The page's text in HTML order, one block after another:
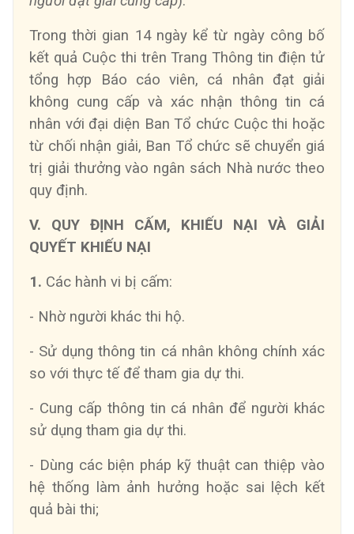
Trong thời gian 14 ngày kể từ ngày công bố
kết quả Cuộc thi trên Trang Thông tin điện tử
tổng hợp Báo cáo viên, cá nhân đạt giải
không cung cấp và xác nhận thông tin cá
nhân với đại diện Ban Tổ chức Cuộc thi hoặc
từ chối nhận giải, Ban Tổ chức sẽ chuyển giá
trị giải thưởng vào ngân sách Nhà nước theo
quy định.
V. QUY ĐỊNH CẤM, KHIẾU NẠI VÀ GIẢI
QUYẾT KHIẾU NẠI
1. Các hành vi bị cấm:
- Nhờ người khác thi hộ.
- Sử dụng thông tin cá nhân không chính xác
so với thực tế để tham gia dự thi.
- Cung cấp thông tin cá nhân để người khác
sử dụng tham gia dự thi.
- Dùng các biện pháp kỹ thuật can thiệp vào
hệ thống làm ảnh hưởng hoặc sai lệch kết
quả bài thi;